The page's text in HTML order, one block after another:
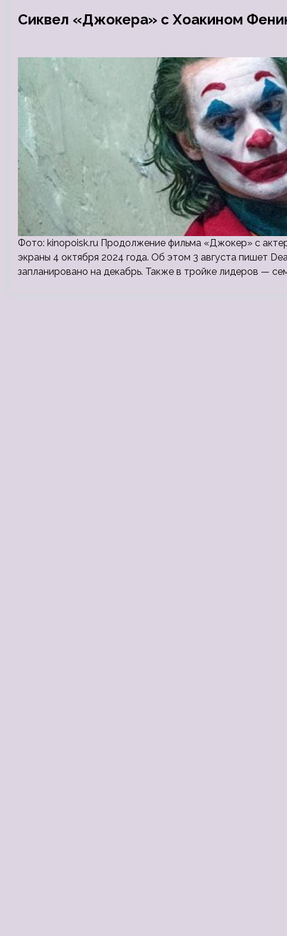
Сиквел «Джокера» с Хоакином
Фото: kinopoisk.ru Продолжение фильма «Джокер» с
экраны 4 октября 2024 года. Об этом 3 августа пишет
запланировано на декабрь. Также в тройке лидеров —